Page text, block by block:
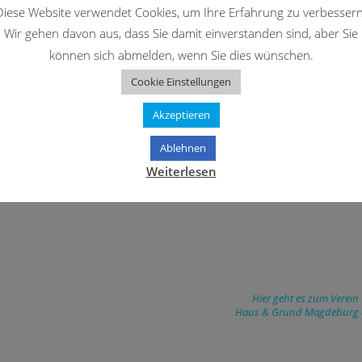
39112 Magdeburg, Deutschland
Öffnungszeiten
Mo: 09:15-12 Uhr
Di: 09:15-12 Uhr und 13-16 Uhr
Mi: geschlossen
Do: 09:15-12 Uhr und 13-16 Uhr
Hier geht es zum Verein
Haus & Grund Magdeburg
Website verwendet Cookies, um Ihre Erfahrung zu
Wir gehen davon aus, dass Sie damit einverstanden sind, aber Sie
können sich abmelden, wenn Sie dies wünschen.
Cookie Einstellungen
Akzeptieren
Ablehnen
Weiterlesen